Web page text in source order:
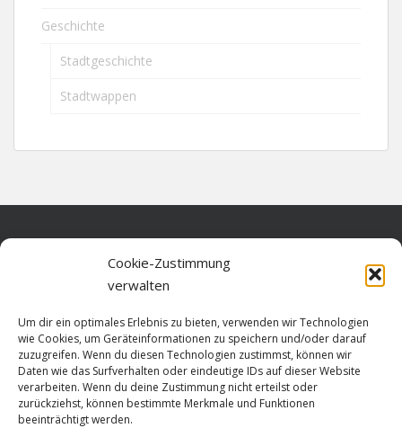
Cookie-Zustimmung
verwalten
Um dir ein optimales Erlebnis zu bieten, verwenden wir Technologien
wie Cookies, um Geräteinformationen zu speichern und/oder darauf
zuzugreifen. Wenn du diesen Technologien zustimmst, können wir
Daten wie das Surfverhalten oder eindeutige IDs auf dieser Website
verarbeiten. Wenn du deine Zustimmung nicht erteilst oder
zurückziehst, können bestimmte Merkmale und Funktionen
beeinträchtigt werden.
Geschichte
Stadtgeschichte
Stadtwappen
Datenschutz
Cookie-Richtlinie (EU)
Impressum